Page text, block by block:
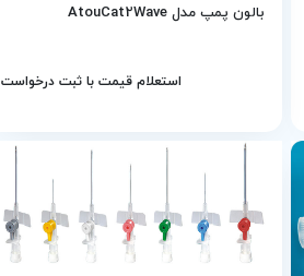
بالون پمپ مدل AtouCat2Wave
استعلام قیمت با ثبت درخواست